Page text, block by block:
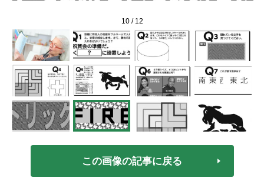
10/ 12
この画像の記事に戻る